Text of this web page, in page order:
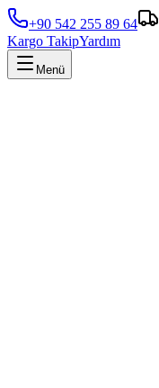
+90 542 255 89 64
Kargo TakipYardım
Menü